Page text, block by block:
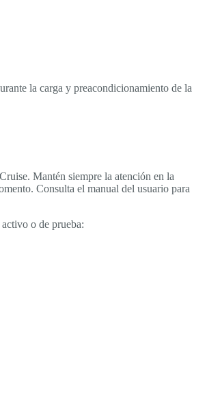
la carga y preacondicionamiento de la
Mantén siempre la atención en la
Consulta el manual del usuario para
o de prueba: